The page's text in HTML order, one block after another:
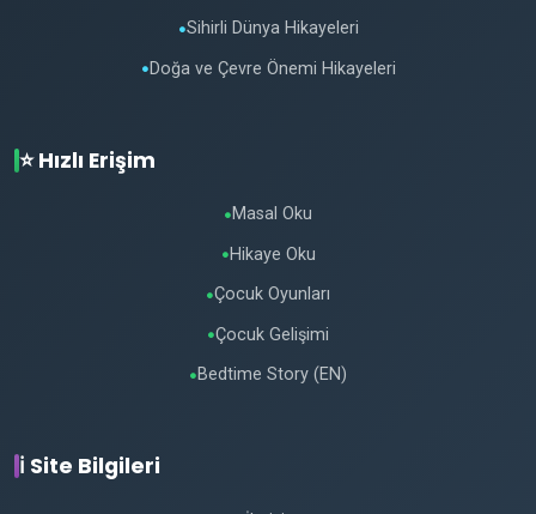
●Sihirli Dünya Hikayeleri
● Doğa ve Çevre Önemi Hikayeleri
⭐ Hızlı Erişim
● Masal Oku
● Hikaye Oku
●Çocuk Oyunları
●Çocuk Gelişimi
● Bedtime Story (EN)
ℹ️ Site Bilgileri